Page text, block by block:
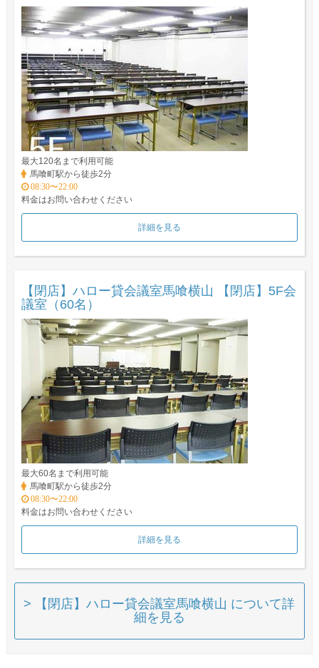
最大120名まで利用可能
馬喰町駅から徒歩2分
08:30〜22:00
料金はお問い合わせください
詳細を見る
【閉店】ハロー貸会議室馬喰横山 【閉店】5F会
議室（60名）
最大60名まで利用可能
馬喰町駅から徒歩2分
08:30〜22:00
料金はお問い合わせください
詳細を見る
> 【閉店】ハロー貸会議室馬喰横山 について詳
細を見る